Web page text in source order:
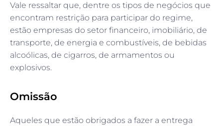
Vale ressaltar que, dentre os tipos de negócios que
encontram restrição para participar do regime,
estão empresas do setor financeiro, imobiliário, de
transporte, de energia e combustíveis, de bebidas
alcoólicas, de cigarros, de armamentos ou
explosivos.
Omissão
Aqueles que estão obrigados a fazer a entrega